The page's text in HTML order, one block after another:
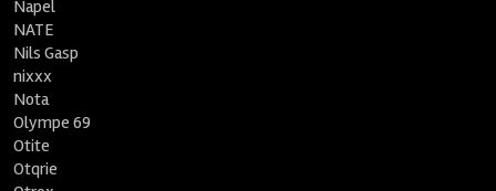
Napel
NATE
Nils Gasp
nixxx
Nota
Olympe 69
Otite
Otqrie